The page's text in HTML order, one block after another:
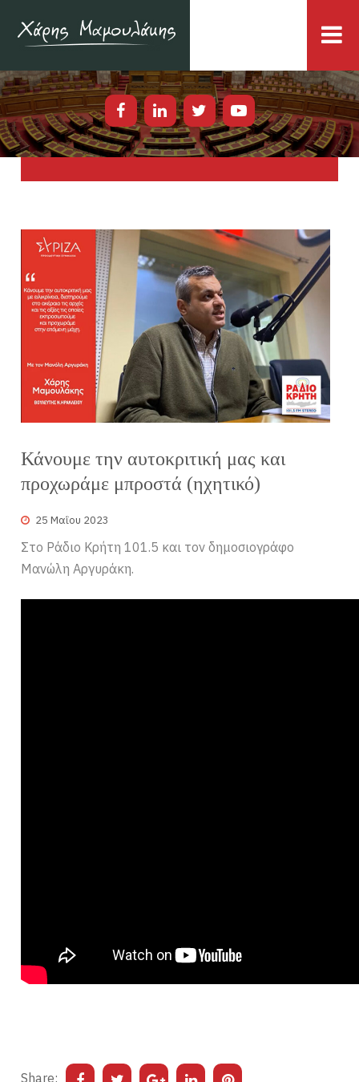
Κάνουμε την αυτοκριτική μας και
προχωράμε μπροστά (ηχητικό)
25 Μαΐου 2023
Στο Ράδιο Κρήτη 101.5 και τον δημοσιογράφο
Μανώλη Αργυράκη.
Share: